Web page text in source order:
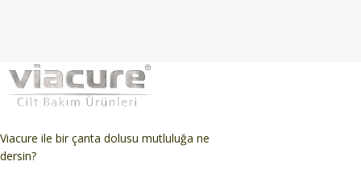
Viacure ile bir çanta dolusu mutluluğa ne
dersin?